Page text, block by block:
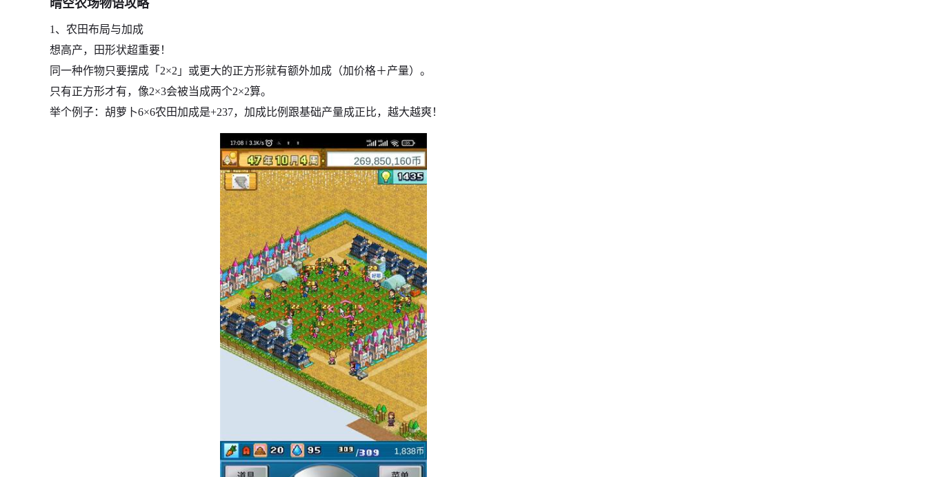
晴空农场物语攻略
1、农田布局与加成
想高产，田形状超重要！
同一种作物只要摆成「2×2」或更大的正方形就有额外加成（加价格＋产量）。
只有正方形才有，像2×3会被当成两个2×2算。
举个例子：胡萝卜6×6农田加成是+237，加成比例跟基础产量成正比，越大越爽！